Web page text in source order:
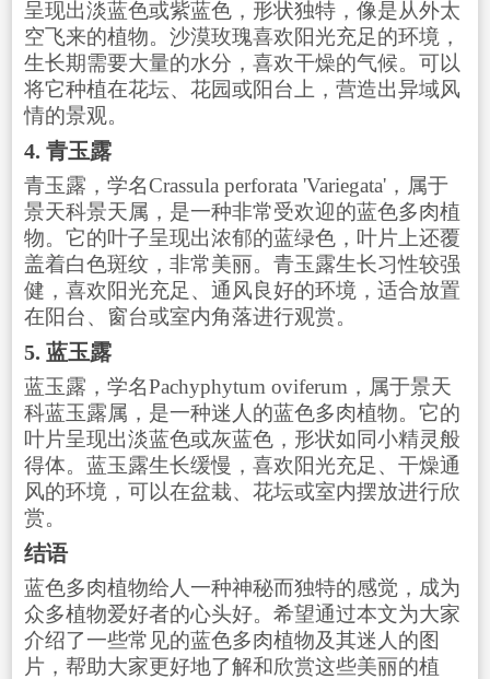
呈现出淡蓝色或紫蓝色，形状独特，像是从外太
空飞来的植物。沙漠玫瑰喜欢阳光充足的环境，
生长期需要大量的水分，喜欢干燥的气候。可以
将它种植在花坛、花园或阳台上，营造出异域风
情的景观。
4. 青玉露
青玉露，学名Crassula perforata 'Variegata'，属于
景天科景天属，是一种非常受欢迎的蓝色多肉植
物。它的叶子呈现出浓郁的蓝绿色，叶片上还覆
盖着白色斑纹，非常美丽。青玉露生长习性较强
健，喜欢阳光充足、通风良好的环境，适合放置
在阳台、窗台或室内角落进行观赏。
5. 蓝玉露
蓝玉露，学名Pachyphytum oviferum，属于景天
科蓝玉露属，是一种迷人的蓝色多肉植物。它的
叶片呈现出淡蓝色或灰蓝色，形状如同小精灵般
得体。蓝玉露生长缓慢，喜欢阳光充足、干燥通
风的环境，可以在盆栽、花坛或室内摆放进行欣
赏。
结语
蓝色多肉植物给人一种神秘而独特的感觉，成为
众多植物爱好者的心头好。希望通过本文为大家
介绍了一些常见的蓝色多肉植物及其迷人的图
片，帮助大家更好地了解和欣赏这些美丽的植